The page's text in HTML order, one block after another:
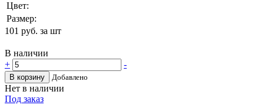
Цвет:
Размер:
101 руб. за шт
В наличии
+
-
В корзину Добавлено
Нет в наличии
Под заказ